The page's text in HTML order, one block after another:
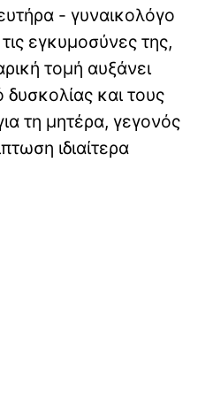
- γυναικολόγο
εγκυμοσύνες της,
τομή αυξάνει
και τους
τη μητέρα, γεγονός
ιδιαίτερα